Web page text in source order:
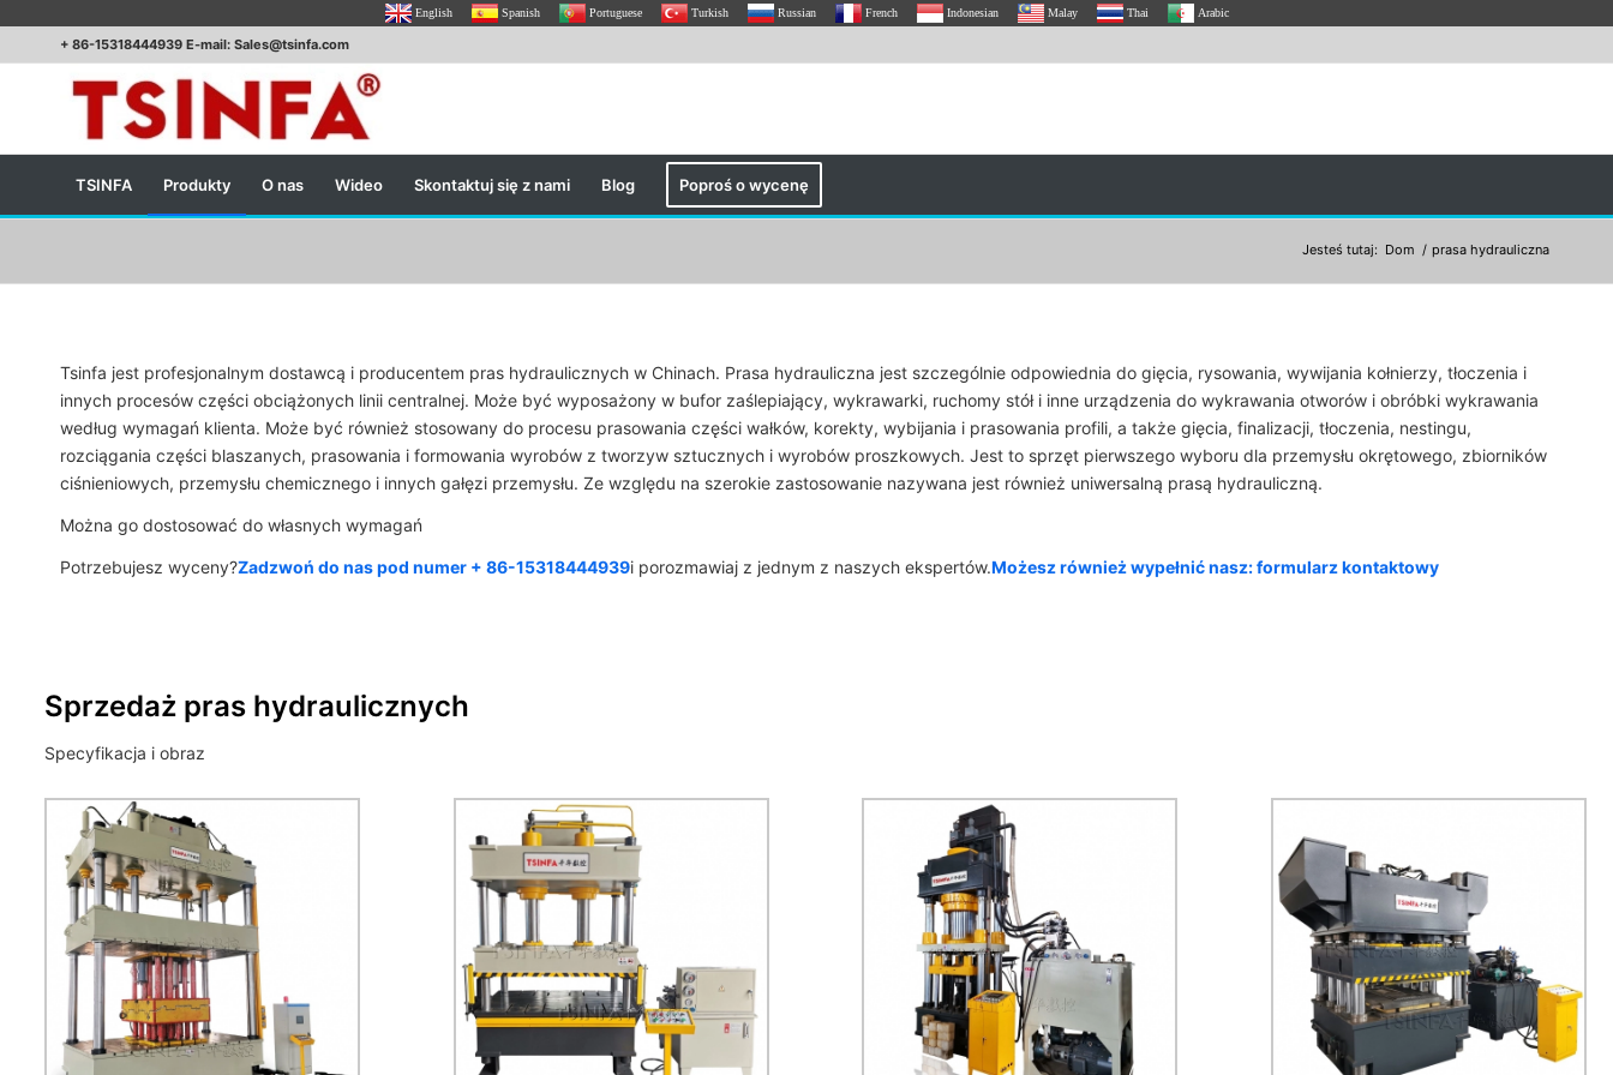
English Spanish Portuguese Turkish Russian French Indonesian Malay Thai Arabic
+ 86-15318444939 E-mail: Sales@tsinfa.com
TSINFA Produkty O nas Wideo Skontaktuj się z nami Blog Poproś o wycenę
Jesteś tutaj: Dom / prasa hydrauliczna
Tsinfa jest profesjonalnym dostawcą i producentem pras hydraulicznych w Chinach. Prasa hydrauliczna jest szczególnie odpowiednia do gięcia, rysowania, wywijania kołnierzy, tłoczenia i
innych procesów części obciążonych linii centralnej. Może być wyposażony w bufor zaślepiający, wykrawarki, ruchomy stół i inne urządzenia do wykrawania otworów i obróbki wykrawania
według wymagań klienta. Może być również stosowany do procesu prasowania części wałków, korekty, wybijania i prasowania profili, a także gięcia, finalizacji, tłoczenia, nestingu,
rozciągania części blaszanych, prasowania i formowania wyrobów z tworzyw sztucznych i wyrobów proszkowych. Jest to sprzęt pierwszego wyboru dla przemysłu okrętowego, zbiorników
ciśnieniowych, przemysłu chemicznego i innych gałęzi przemysłu. Ze względu na szerokie zastosowanie nazywana jest również uniwersalną prasą hydrauliczną.
Można go dostosować do własnych wymagań
Potrzebujesz wyceny?Zadzwoń do nas pod numer + 86-15318444939i porozmawiaj z jednym z naszych ekspertów.Możesz również wypełnić nasz: formularz kontaktowy
Sprzedaż pras hydraulicznych
Specyfikacja i obraz
4-stanowiskowa prasa
hydrauliczna, do formowania
SMC, serwomotor, sterowanie
PLC, podświetlenie 2m skok
1,5m. Niski dźwięk. Prędkość
belki przesuwnej 4 zmiany
prędkości - szybko w dół -
naciśnij - powoli do tyłu - szybko
do tyłu. Wysoka siła powrotu.
Prasa hydrauliczna 4-
stanowiskowa z podwójnym
cylindrem, równoważeniem sił,
dwie strony wyposażone w
cylinder buforowy, redukują
hałas, służą do cięcia,
prasowania. Krata
zabezpieczająca chroni
bezpieczeństwo. Jeśli ręka
operatora zostanie omyłkowo
włożona w obszar roboczy
Formowanie proszkowe 300 ton,
automatyczne podawanie,
automatyczne rozładowywanie.
Sterowanie PLC. Wydajny sprzęt
do produkcji lizawek dla bydła i
owiec.
Prasa hydrauliczna 2500 ton, 8
kolumn, 6 cylindrów olejowych,
produkcyjna płyta drzwiowa, do
tłoczenia blach.